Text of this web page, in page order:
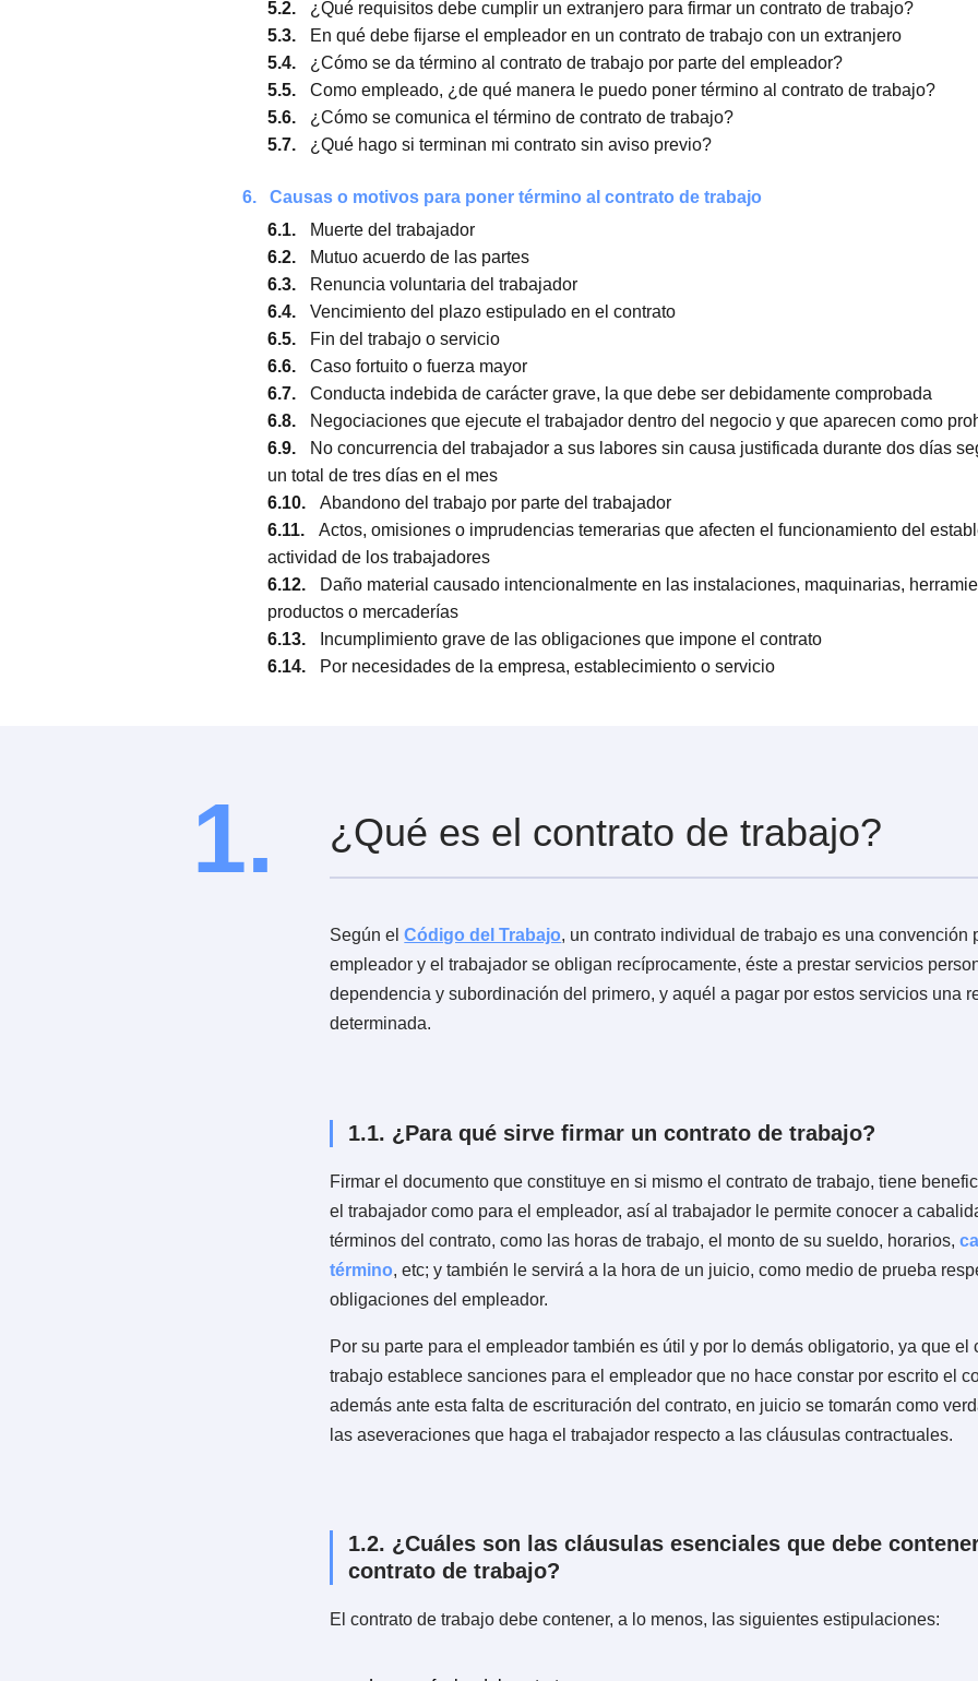
4.1. ¿Es válido el contrato de trabajo de palabra?
4.2.
¿Cómo se demuestra su validez?
4.3. ¿Existe algún plazo para que se escriture?
4.4. ¿A qué me expongo como empleado si no suscribo el contrato?
4.5. ¿A qué se expone el empleador si no escritura ni suscribe el contrato?
5.
Contrato de trabajo para extranjeros
5.1. En que debe fijarse una persona extranjera al firmar el contrato de trabajo
5.2. ¿Qué requisitos debe cumplir un extranjero para firmar un contrato de
5.3. En qué debe fijarse el empleador en un contrato de trabajo con un
5.4. ¿Cómo se da término al contrato de trabajo por parte del empleador?
5.5. Como empleado, ¿de qué manera le puedo poner término al contrato de
5.6. ¿Cómo se comunica el término de contrato de trabajo?
¿Qué hago si terminan mi contrato sin aviso previo?
Causas o motivos para poner término al contrato de trabajo
6.1. Muerte del trabajador
6.2. Mutuo acuerdo de las partes
6.3. Renuncia voluntaria del trabajador
6.4. Vencimiento del plazo estipulado en el contrato
6.5.
Fin del trabajo o servicio
6.6.
Caso fortuito o fuerza mayor
6.11. Actos, omisiones o imprudencias temerarias que afecten el
productos o mercaderías
6.13. Incumplimiento grave de las obligaciones que impone el contrato
6.14. Por necesidades de la empresa, establecimiento o servicio
¿Qué es el contrato de
Según el
, un contrato individual de trabajo es
dependencia y subordinación del primero, y aquél a pagar por estos
determinada.
Firmar el documento que constituye en si mismo el contrato de trabajo,
términos del contrato, como las horas de trabajo, el monto de su